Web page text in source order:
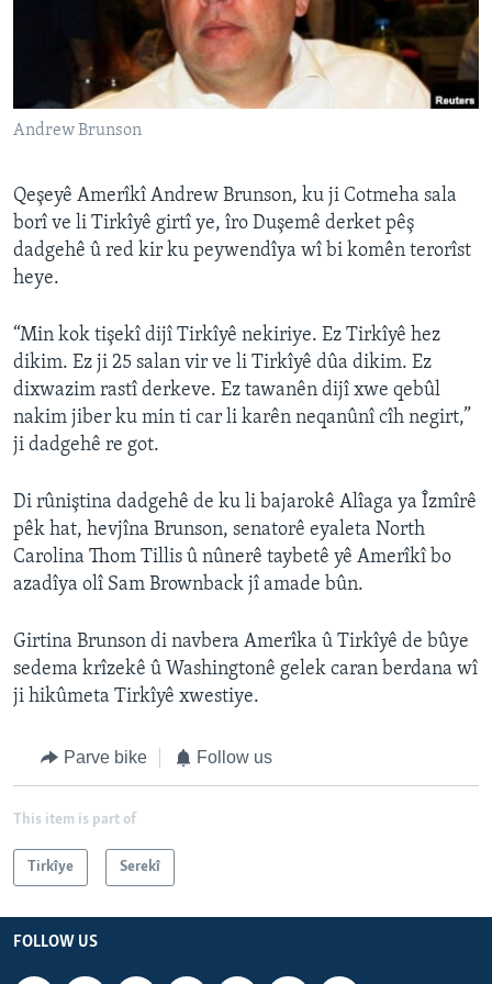
ÇAND Û HUNER
SERNIVÎS
SORANÎ
FOLLOW US
Zimanên Din
Andrew Brunson
Qeşeyê Amerîkî Andrew Brunson, ku ji Cotmeha sala
borî ve li Tirkîyê girtî ye, îro Duşemê derket pêş
dadgehê û red kir ku peywendîya wî bi komên terorîst
heye.
“Min kok tişekî dijî Tirkîyê nekiriye. Ez Tirkîyê hez
dikim. Ez ji 25 salan vir ve li Tirkîyê dûa dikim. Ez
dixwazim rastî derkeve. Ez tawanên dijî xwe qebûl
nakim jiber ku min ti car li karên neqanûnî cîh negirt,”
ji dadgehê re got.
Di rûniştina dadgehê de ku li bajarokê Alîaga ya Îzmîrê
pêk hat, hevjîna Brunson, senatorê eyaleta North
Carolina Thom Tillis û nûnerê taybetê yê Amerîkî bo
azadîya olî Sam Brownback jî amade bûn.
Girtina Brunson di navbera Amerîka û Tirkîyê de bûye
sedema krîzekê û Washingtonê gelek caran berdana wî
ji hikûmeta Tirkîyê xwestiye.
Parve bike Follow us
This item is part of
Tirkîye Serekî
FOLLOW US